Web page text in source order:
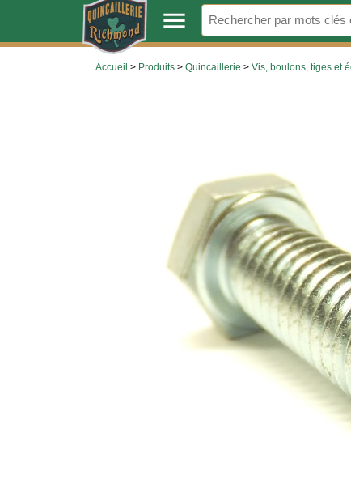
. menu
Accueil > Produits > Quincaillerie > Vis, boulons, tiges et